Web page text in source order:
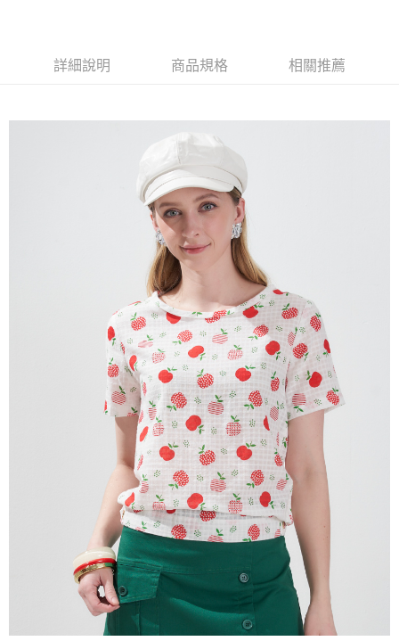
【大哥付你分期使用說明】
1.本服務由台灣大哥大提供，台灣大哥大用戶可立即使用無須另外申請。
成交易。
3.實際核准額度、可分期數及費用金額請依後續交易確認頁面所載為準。
4.訂單成立30分鐘內，如未前往確認交易或遇審核未通過，訂單將自動取
消。如遇「轉專審核」未通過狀況，表示未達大哥付你分期系統評分，恕無
1.分期款項不併入電信帳單，「大哥付你分期」於每月結算日後寄送繳費提
2.透過簡訊連結打開帳單後，可選擇「超商條碼／台灣大直營門市／銀行轉
帳／街口支付／iPASS MONEY」等通路繳費。
1.本服務係由「台灣大哥大股份有限公司」（以下簡稱本公司）所提供，讓
用戶於交易時，得透過本服務購買商品或服務，並由商店將買賣／分期付款
買賣價金債權讓與本公司後，依約使用本公司帳單繳交帳款。
2.基於同意付款使用「大哥付你分期」之契約關係目的，商店將以您的個人
資料（包含姓名、電話或地址）提供予台灣大哥大進項蒐集、處理及利用，
由本公司與您本人進行分期帳單所需資料之確認、核對及更正。
3.完整用戶服務條款，請詳閱以下連結：https://oppay.tw/userRule
AFTEE先享後付
１．簡單：不需註冊會員、不需綁卡、不需儲值。
２．便利：只要手機號碼，簡訊認證，即可結帳。
３．安心：先確認商品／服務後，再付款。
【「AFTEE先享後付」結帳流程】
１．於結帳方式選擇「AFTEE先享後付」後，將跳轉至「AFTEE先享後付」
結帳頁面，進行簡訊認證並確認金額後，即可完成結帳。
２．訂單成立數日內，您將收到繳費通知簡訊。
３．收到繳費通知簡訊後14天內，點擊此簡訊中的連結，可透過四大超商／
ATM／網路銀行／等多元方式進行付款，方視為交易完成。
※ 請注意：結帳手續完成當下不需立刻繳費，但若您需要取消訂單，請聯絡
購買商品的店家。未經商家同意取消之訂單仍視為有效，需透過AFTEE先享
後付繳納相關費用。
※ 交易是否成功請以「AFTEE先享後付 」之結帳頁面顯示為準，若有關於
是否繳費成功／繳費後需取消欲退款等相關疑問，請聯繫「AFTEE先享後付
https://netprotections.freshdesk.com/support/home
１．透過由恩沛科技股份有限公司提供之「AFTEE先享後付」服務完成之交
易，需依本服務之必要範圍內提供個人資料，並將交易相關給付款項請求債
權轉讓予恩沛科技股份有限公司。
２．關於個人資料處理事宜，請瀏覽以下網址：
https://aftee.tw/terms/#terms3
３．未成年的使用者請事先徵得法定代理人或監護人之同意方可使用
「AFTEE先享後付」，若未經同意申辦者引起之損失，本公司不負相關責
４．使用「AFTEE先享後付」時，將依據個別帳號之用戶狀況，依本公司即
時審查核予不同之上限額度；若仍有額度不足之情形，本公司將視審查結果
請求用戶進行身份認證。
５．嚴禁一人註冊多個帳號或使用他人資訊註冊。若發現惡意使用之情形，
每筆NT$120，滿NT$2,000(含以上)免運費
每筆NT$120，滿NT$2,000(含以上)免運費
每筆NT$120，滿NT$2,000(含以上)免運費
詳細說明 商品規格 相關推薦